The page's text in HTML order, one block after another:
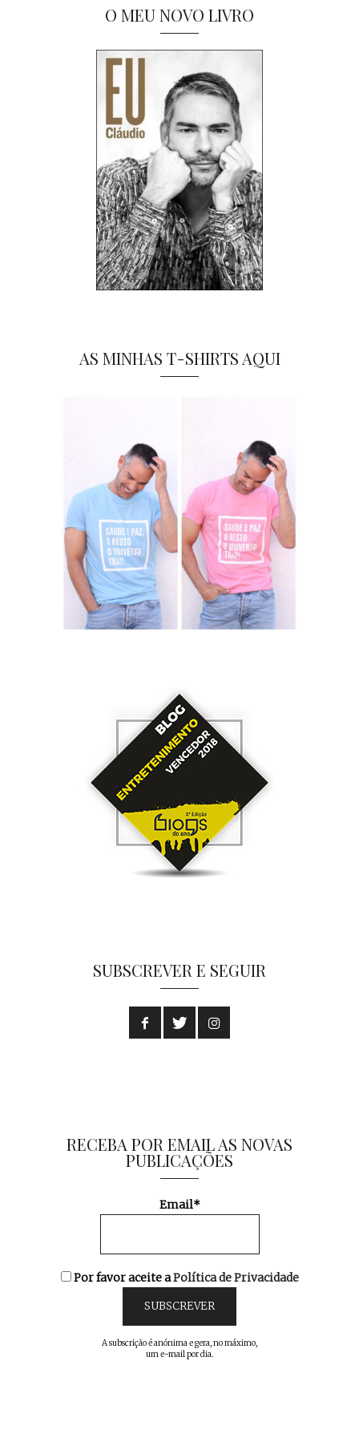
O MEU NOVO LIVRO
AS MINHAS T-SHIRTS AQUI
SUBSCREVER E SEGUIR
RECEBA POR EMAIL AS NOVAS
PUBLICAÇÕES
Email*
Por favor aceite aPolítica de Privacidade
A subscrição é anónima e gera, no máximo,
um e-mail por dia.